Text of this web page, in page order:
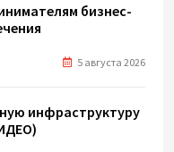
бизнес-
5 августа 2026
инфраструктуру